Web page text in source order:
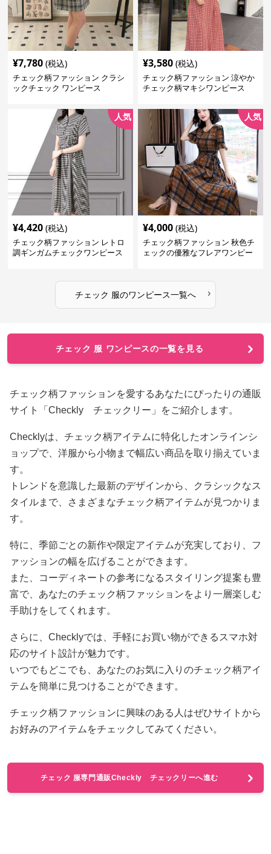
¥7,780 (税込)
チェック柄ファッション クラシ
ックチェック ワンピース
¥3,580 (税込)
チェック柄ファッション 涼やか
チェック柄マキシワンピース
人気
¥4,420 (税込)
チェック柄ファッション レトロ
調ギンガムチェックワンピース
人気
¥4,000 (税込)
チェック柄ファッション 秋色チ
ェックの優雅なフレアワンピー
チェック 服のワンピース一覧へ ›
チェック 服 ワンピースの一覧を見る
チェック柄ファッションを愛するあなたにぴったりの通販
サイト「Checkly チェックリー」をご紹介します。
Checklyは、チェック柄アイテムに特化したオンラインシ
ョップで、洋服から小物まで幅広い商品を取り揃えていま
す。
トレンドを意識した最新のデザインから、クラシックなス
タイルまで、さまざまなチェック柄アイテムが見つかりま
す。
特に、季節ごとの新作や限定アイテムが充実しており、フ
ァッションの幅を広げることができます。
また、コーディネートの参考になるスタイリング提案も豊
富で、あなたのチェック柄ファッションをより一層楽しむ
手助けをしてくれます。
さらに、Checklyでは、手軽にお買い物ができるスマホ対
応のサイト設計が魅力です。
いつでもどこでも、あなたのお気に入りのチェック柄アイ
テムを簡単に見つけることができます。
チェック柄ファッションに興味のある人はぜひサイトから
お好みのアイテムをチェックしてみてください。
チェック 服専門通販Checkly チェックリーへ進む